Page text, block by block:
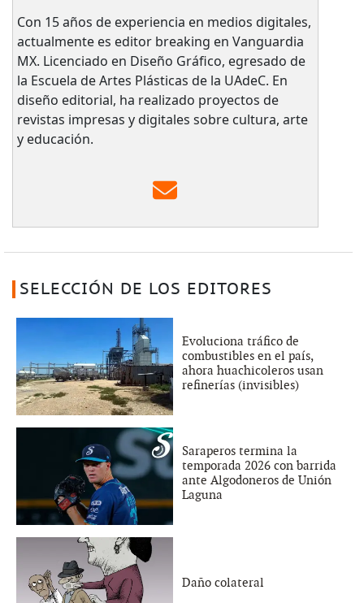
Con 15 años de experiencia en medios digitales,
actualmente es editor breaking en Vanguardia
MX. Licenciado en Diseño Gráfico, egresado de
la Escuela de Artes Plásticas de la UAdeC. En
diseño editorial, ha realizado proyectos de
revistas impresas y digitales sobre cultura, arte
y educación.
SELECCIÓN DE LOS EDITORES
Evoluciona tráfico de
combustibles en el país,
ahora huachicoleros usan
refinerías (invisibles)
Saraperos termina la
temporada 2026 con barrida
ante Algodoneros de Unión
Laguna
Daño colateral